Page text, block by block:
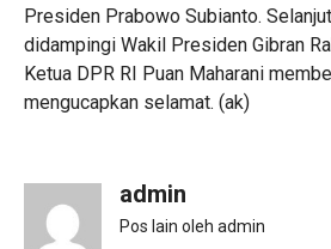
Presiden Prabowo Subianto.
didampingi Wakil Presiden Gibran
Ketua DPR RI Puan Maharani
mengucapkan selamat. (ak)
admin
Pos lain oleh admin